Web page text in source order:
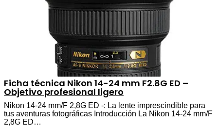
Ficha técnica Nikon 14-24 mm F2.8G ED –
Objetivo profesional ligero
Nikon 14-24 mm/F 2,8G ED -: La lente imprescindible para
tus aventuras fotográficas Introducción La Nikon 14-24 mm/F
2,8G ED…